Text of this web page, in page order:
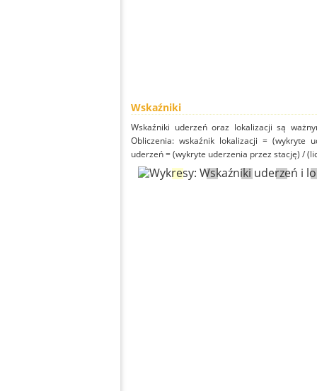
Wskaźniki
Wskaźniki uderzeń oraz lokalizacji są
Obliczenia: wskaźnik lokalizacji = (wykryte
uderzeń = (wykryte uderzenia przez stację) /